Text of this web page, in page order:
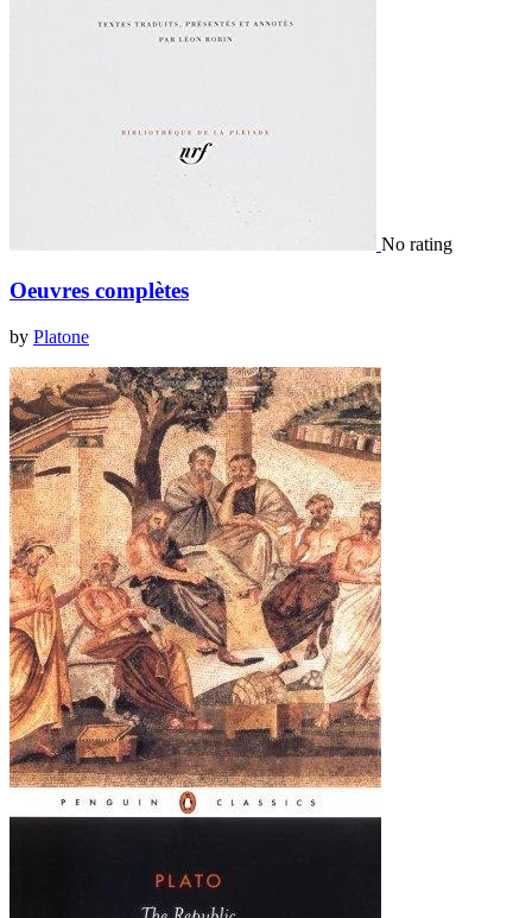
No rating
Oeuvres complètes
by Platone